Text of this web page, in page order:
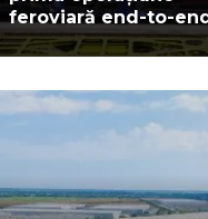
feroviară end-to-